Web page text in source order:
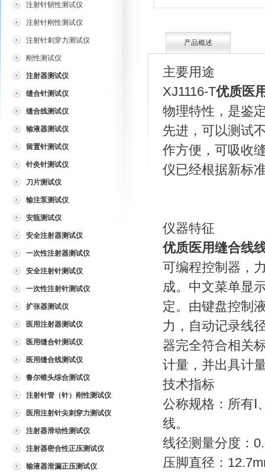
注射针韧性测试仪
注射针刚性测试仪
注射针刺穿力测试仪
刚性测试仪
注射器测试仪
缝合针测试仪
缝合线测试仪
输液器测试仪
留置针测试仪
针灸针测试仪
刀片测试仪
输注泵测试仪
安瓿测试仪
安全注射器测试仪
一次性注射器测试仪
安全注射针测试仪
一次性注射针测试仪
扩张器测试仪
医用注射器测试仪
医用缝合针测试仪
医用缝合线测试仪
鲁尔锥头综合测试仪
注射针管（针）刚性测试仪
医用注射针尖刺穿力测试仪
注射器滑动性测试仪
注射器密合性正压测试仪
输液器泄漏正压测试仪
产品概述
主要用途
XJ1116-T优质医
物理特性，是鉴
先进，可以测试
作方便，可吸收
仪已经根据新标
仪器特征
优质医用缝合线
可编程控制器，
成。中文菜单显
定。由键盘控制
力，自动记录线
器完全符合相关
计量，并出具计
技术指标
公称规格：所有
线。
线径测量分度：
压脚直径：